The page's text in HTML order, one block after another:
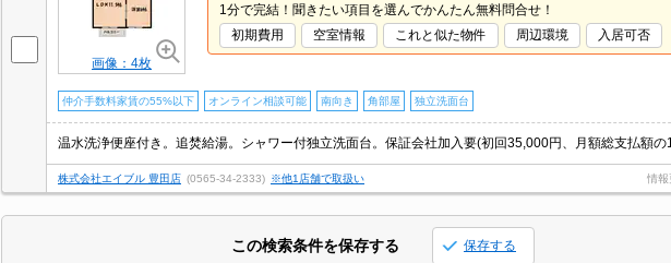
画像：4枚
1分で完結！聞きたい項目を選んでかんたん無料問合せ！
初期費用
空室情報 これと似た物件 周辺環境 入居可否
仲介手数料家賃の55%以下 オンライン相談可能 南向き 角部屋 独立洗面台
株式会社エイブル 豊田店 (0565-34-2333) ※他1店舗で取扱い 情報
この検索条件を保存する 保存する